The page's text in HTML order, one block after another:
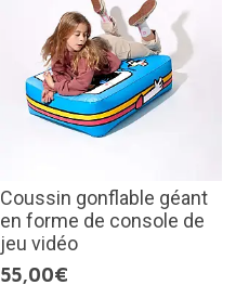
Coussin gonflable géant
en forme de console de
jeu vidéo
55,00€